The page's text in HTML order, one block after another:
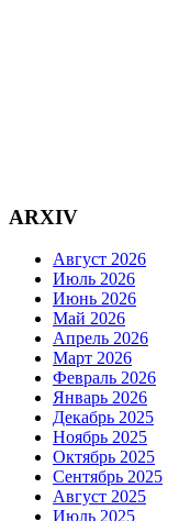
ARXIV
Август 2026
Июль 2026
Июнь 2026
Май 2026
Апрель 2026
Март 2026
Февраль 2026
Январь 2026
Декабрь 2025
Ноябрь 2025
Октябрь 2025
Сентябрь 2025
Август 2025
Июль 2025